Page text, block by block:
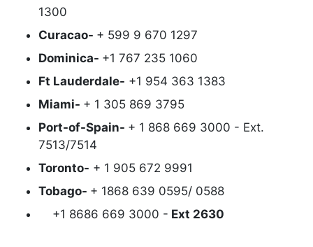
1300
Curacao- + 599 9 670 1297
Dominica- +1 767 235 1060
Ft Lauderdale- +1 954 363 1383
Miami- + 1 305 869 3795
Port-of-Spain- + 1 868 669 3000 - Ext.
7513/7514
Toronto- + 1 905 672 9991
Tobago- + 1868 639 0595/ 0588
+1 8686 669 3000 - Ext 2630